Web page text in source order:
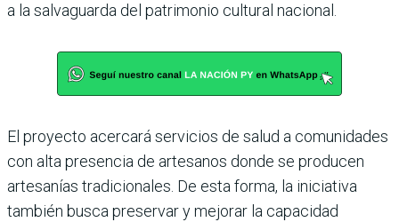
a la salvaguarda del patrimonio cultural nacional.
El proyecto acercará servicios de salud a comunidades
con alta presencia de artesanos donde se producen
artesanías tradicionales. De esta forma, la iniciativa
también busca preservar y mejorar la capacidad